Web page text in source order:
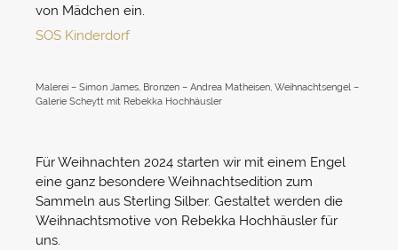
von Mädchen ein.
SOS Kinderdorf
Malerei – Simon James, Bronzen – Andrea Matheisen, Weihnachtsengel –
Galerie Scheytt mit Rebekka Hochhäusler
Für Weihnachten 2024 starten wir mit einem Engel
eine ganz besondere Weihnachtsedition zum
Sammeln aus Sterling Silber. Gestaltet werden die
Weihnachtsmotive von Rebekka Hochhäusler für
uns.